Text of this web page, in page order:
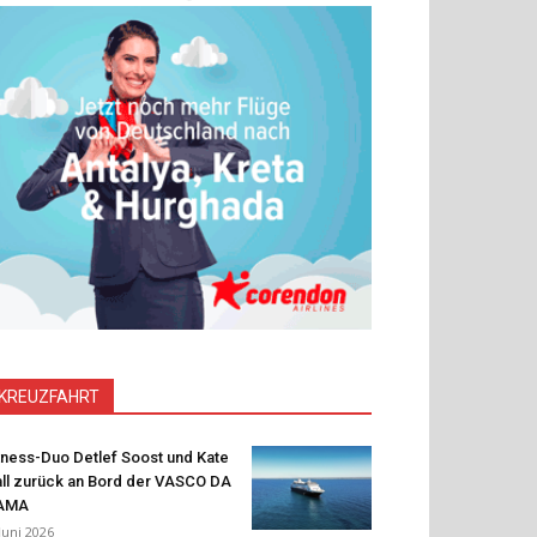
KREUZFAHRT
Duo Detlef Soost und Kate
zurück an Bord der VASCO DA
2026